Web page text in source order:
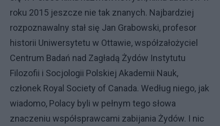
roku 2015 jeszcze nie tak znanych. Najbardziej
rozpoznawalny stał się Jan Grabowski, profesor
historii Uniwersytetu w Ottawie, współzałożyciel
Centrum Badań nad Zagładą Żydów Instytutu
Filozofii i Socjologii Polskiej Akademii Nauk,
członek Royal Society of Canada. Według niego, jak
wiadomo, Polacy byli w pełnym tego słowa
znaczeniu współsprawcami zabijania Żydów. I nic